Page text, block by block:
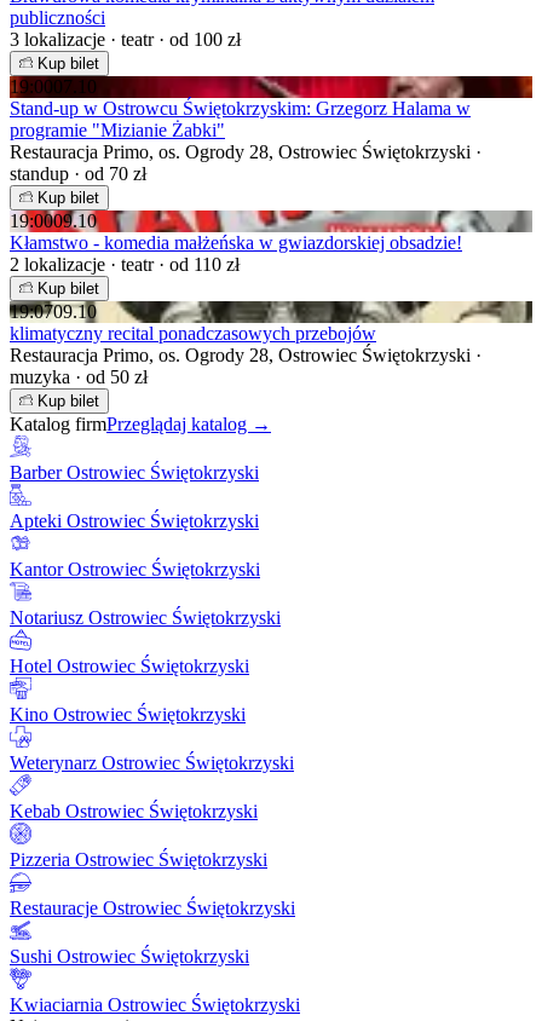
publiczności
3 lokalizacje · teatr · od 100 zł
Kup bilet
19:0007.10
Stand-up w Ostrowcu Świętokrzyskim: Grzegorz Halama w
programie "Mizianie Żabki"
Restauracja Primo, os. Ogrody 28, Ostrowiec Świętokrzyski ·
standup · od 70 zł
Kup bilet
19:0009.10
Kłamstwo - komedia małżeńska w gwiazdorskiej obsadzie!
2 lokalizacje · teatr · od 110 zł
Kup bilet
19:0709.10
klimatyczny recital ponadczasowych przebojów
Restauracja Primo, os. Ogrody 28, Ostrowiec Świętokrzyski ·
muzyka · od 50 zł
Kup bilet
Katalog firmPrzeglądaj katalog →
Barber Ostrowiec Świętokrzyski
Apteki Ostrowiec Świętokrzyski
Kantor Ostrowiec Świętokrzyski
Notariusz Ostrowiec Świętokrzyski
Hotel Ostrowiec Świętokrzyski
Kino Ostrowiec Świętokrzyski
Weterynarz Ostrowiec Świętokrzyski
Kebab Ostrowiec Świętokrzyski
Pizzeria Ostrowiec Świętokrzyski
Restauracje Ostrowiec Świętokrzyski
Sushi Ostrowiec Świętokrzyski
Kwiaciarnia Ostrowiec Świętokrzyski